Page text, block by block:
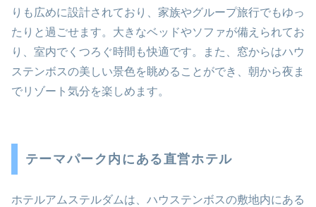
りも広めに設計されており、家族やグループ旅行でもゆっ
たりと過ごせます。大きなベッドやソファが備えられてお
り、室内でくつろぐ時間も快適です。また、窓からはハウ
ステンボスの美しい景色を眺めることができ、朝から夜ま
でリゾート気分を楽しめます。
テーマパーク内にある直営ホテル
ホテルアムステルダムは、ハウステンボスの敷地内にある